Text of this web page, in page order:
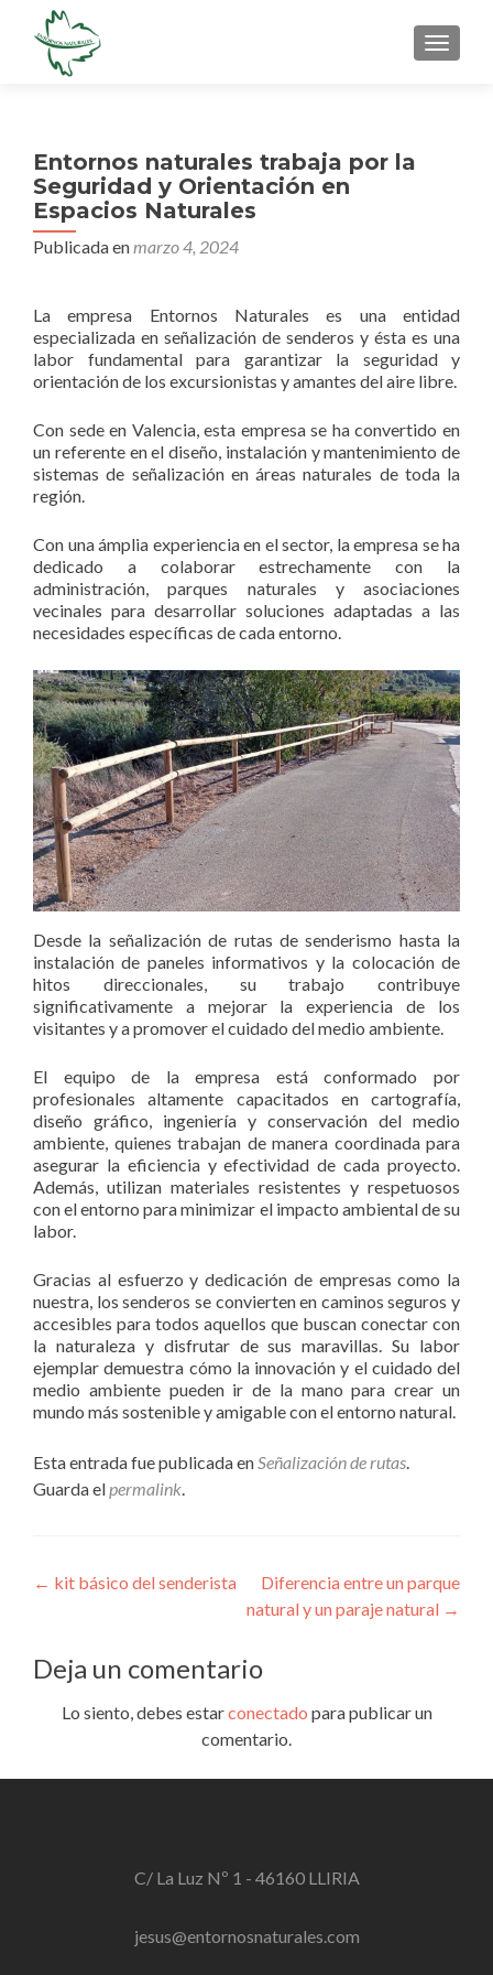
Entornos naturales trabaja por la
Seguridad y Orientación en
Espacios Naturales
Publicada enmarzo 4, 2024
La empresa Entornos Naturales es una entidad
especializada en señalización de senderos y ésta es una
labor fundamental para garantizar la seguridad y
orientación de los excursionistas y amantes del aire libre.
Con sede en Valencia, esta empresa se ha convertido en
un referente en el diseño, instalación y mantenimiento de
sistemas de señalización en áreas naturales de toda la
región.
Con una ámplia experiencia en el sector, la empresa se ha
dedicado a colaborar estrechamente con la
administración, parques naturales y asociaciones
vecinales para desarrollar soluciones adaptadas a las
necesidades específicas de cada entorno.
Desde la señalización de rutas de senderismo hasta la
instalación de paneles informativos y la colocación de
hitos direccionales, su trabajo contribuye
significativamente a mejorar la experiencia de los
visitantes y a promover el cuidado del medio ambiente.
El equipo de la empresa está conformado por
profesionales altamente capacitados en cartografía,
diseño gráfico, ingeniería y conservación del medio
ambiente, quienes trabajan de manera coordinada para
asegurar la eficiencia y efectividad de cada proyecto.
Además, utilizan materiales resistentes y respetuosos
con el entorno para minimizar el impacto ambiental de su
labor.
Gracias al esfuerzo y dedicación de empresas como la
nuestra, los senderos se convierten en caminos seguros y
accesibles para todos aquellos que buscan conectar con
la naturaleza y disfrutar de sus maravillas. Su labor
ejemplar demuestra cómo la innovación y el cuidado del
medio ambiente pueden ir de la mano para crear un
mundo más sostenible y amigable con el entorno natural.
Esta entrada fue publicada en Señalización de rutas
Guarda el permalink
Navegación
entradas
← kit básico del senderista
Diferencia entre un parque
natural y un paraje natural →
Deja un comentario
Lo siento, debes estarconectado para publicar un
comentario.
C/ La Luz Nº 1 - 46160 LLIRIA
jesus@entornosnaturales.com